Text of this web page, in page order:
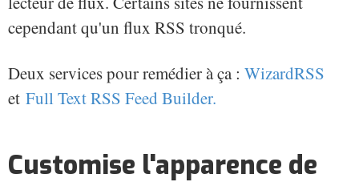
cependant qu'un flux RSS tronqué.
Deux services pour remédier à ça : WizardRSS
et Full Text RSS Feed Builder.
Customise l'apparence de